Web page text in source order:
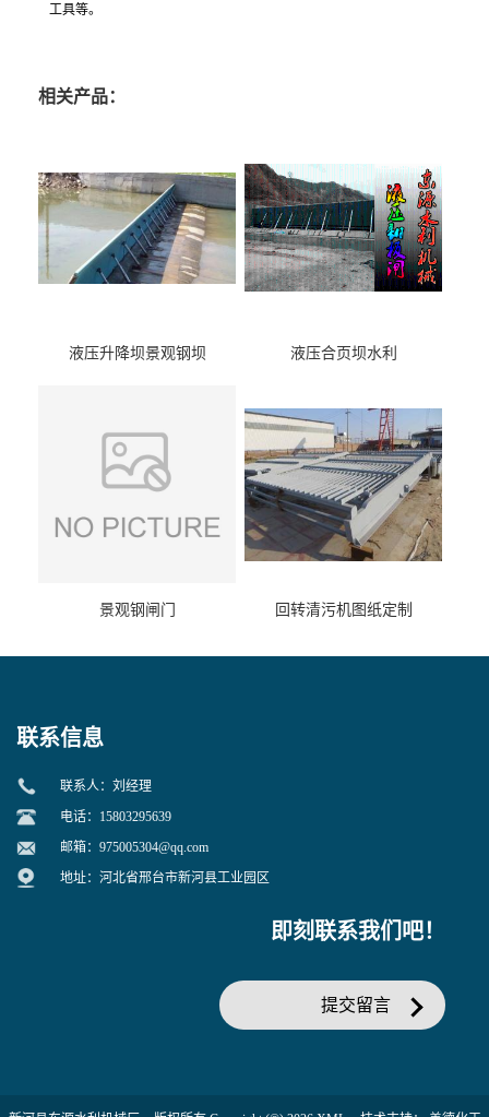
工具等。
相关产品：
液压升降坝景观钢坝 液压合页坝水利
景观钢闸门 回转清污机图纸定制
联系信息
联系人：刘经理
电话：15803295639
邮箱： 975005304@qq.com
地址：河北省邢台市新河县工业园区
即刻联系我们吧！
提交留言